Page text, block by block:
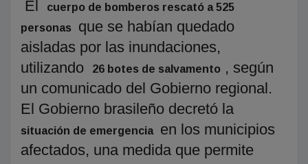
El
cuerpo de bomberos rescató a 525
personas
que se habían quedado
aisladas por las inundaciones,
utilizando
26 botes de salvamento , según
un comunicado del Gobierno regional.
El Gobierno brasileño decretó la
situación de emergencia en los municipios
afectados, una medida que permite